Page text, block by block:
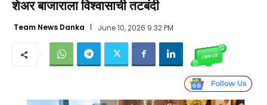
शेअर बाजाराला विश्वासाची तटबंदी
Team News Danka June 10, 2026 9:32 PM